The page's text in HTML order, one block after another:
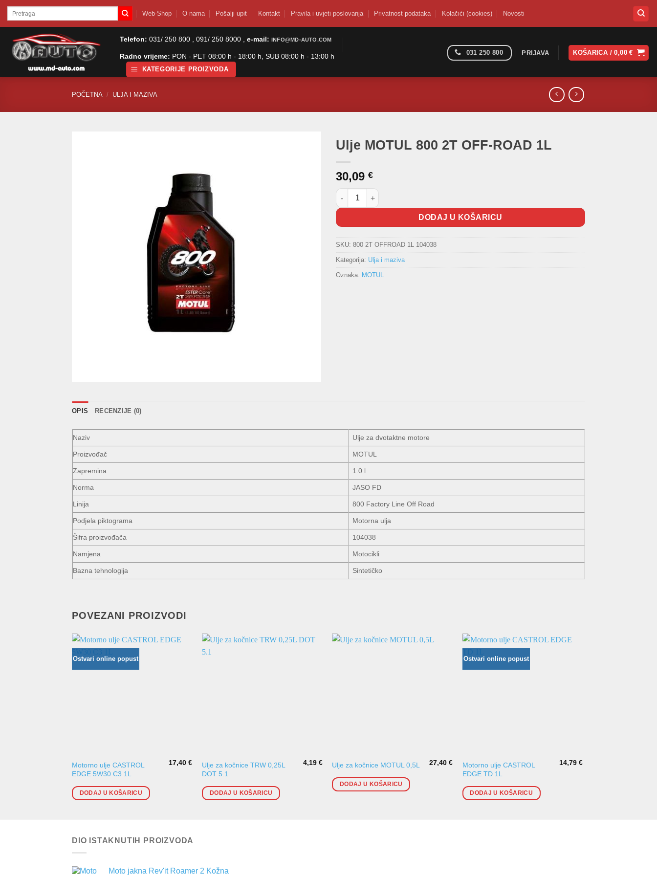
SkipPretraži: Web-Shop O nama Pošalji upit Kontakt Pravila i uvjeti poslovanja Privatnost podataka Kolačići (cookies) Novosti
Telefon: 031/ 250 800 , 091/ 250 8000 , e-mail: INFO@MD-AUTO.COM
Radno vrijeme: PON - PET 08:00 h - 18:00 h, SUB 08:00 h - 13:00 h
KATEGORIJE PROIZVODA
031 250 800 PRIJAVA KOŠARICA /0,00€
POČETNA / ULJA I MAZIVA
Ulje MOTUL 800 2T OFF-ROAD 1L
30,09 €
Ulje MOTUL 800 2T OFF-ROAD 1L količina
DODAJ U KOŠARICU
SKU: 800 2T OFFROAD 1L 104038
Kategorija: Ulja i maziva
Oznaka: MOTUL
OPIS RECENZIJE (0)
Naziv Ulje za dvotaktne motore
Proizvođač MOTUL
Zapremina 1.0 l
Norma JASO FD
Linija 800 Factory Line Off Road
Podjela piktograma Motorna ulja
Šifra proizvođača 104038
Namjena Motocikli
Bazna tehnologija Sintetičko
POVEZANI PROIZVODI
Ostvari online popust
Motorno ulje CASTROL
EDGE 5W30 C3 1L
17,40€
DODAJ U KOŠARICU
Ulje za kočnice TRW 0,25L
DOT 5.1
4,19 €
DODAJ U KOŠARICU
Ulje za kočnice MOTUL 0,5L 27,40 €
DODAJ U KOŠARICU
Ostvari online popust
Motorno ulje CASTROL
EDGE TD 1L
14,79€
DODAJ U KOŠARICU
DIO ISTAKNUTIH PROIZVODA
Moto jakna Rev'it Roamer 2 Kožna